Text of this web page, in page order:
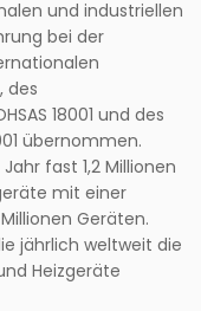
und industriellen
bei der
des
18001 und des
übernommen.
fast 1,2 Millionen
mit einer
Geräten.
jährlich weltweit die
Heizgeräte